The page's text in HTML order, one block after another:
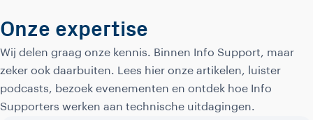
Onze expertise
Wij delen graag onze kennis. Binnen Info Support, maar
zeker ook daarbuiten. Lees hier onze artikelen, luister
podcasts, bezoek evenementen en ontdek hoe Info
Supporters werken aan technische uitdagingen.